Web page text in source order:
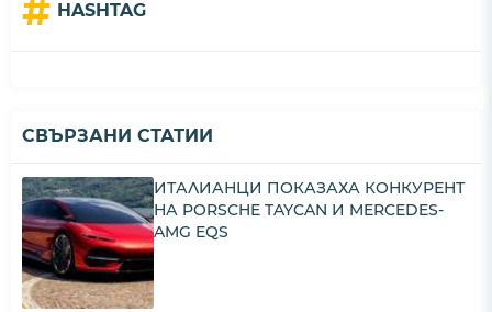
# HASHTAG
СВЪРЗАНИ СТАТИИ
ИТАЛИАНЦИ ПОКАЗАХА КОНКУРЕНТ
НА PORSCHE TAYCAN И MERCEDES-
AMG EQS